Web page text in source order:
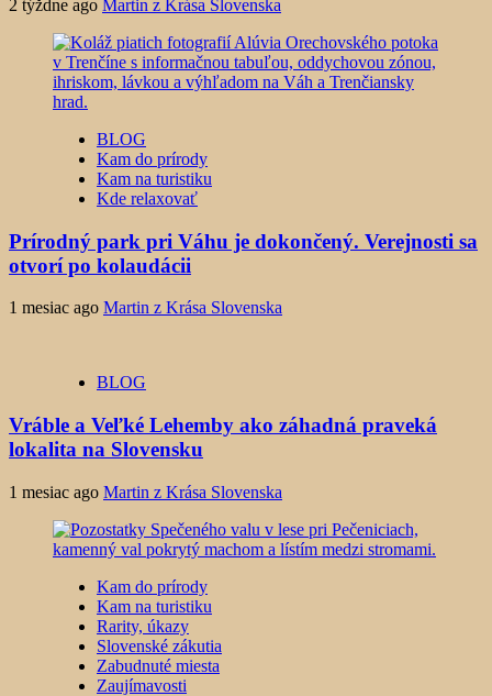
2 týždne ago Martin z Krása Slovenska
BLOG
Kam do prírody
Kam na turistiku
Kde relaxovať
Prírodný park pri Váhu je dokončený. Verejnosti sa
otvorí po kolaudácii
1 mesiac ago Martin z Krása Slovenska
BLOG
Vráble a Veľké Lehemby ako záhadná praveká
lokalita na Slovensku
1 mesiac ago Martin z Krása Slovenska
Kam do prírody
Kam na turistiku
Rarity, úkazy
Slovenské zákutia
Zabudnuté miesta
Zaujímavosti